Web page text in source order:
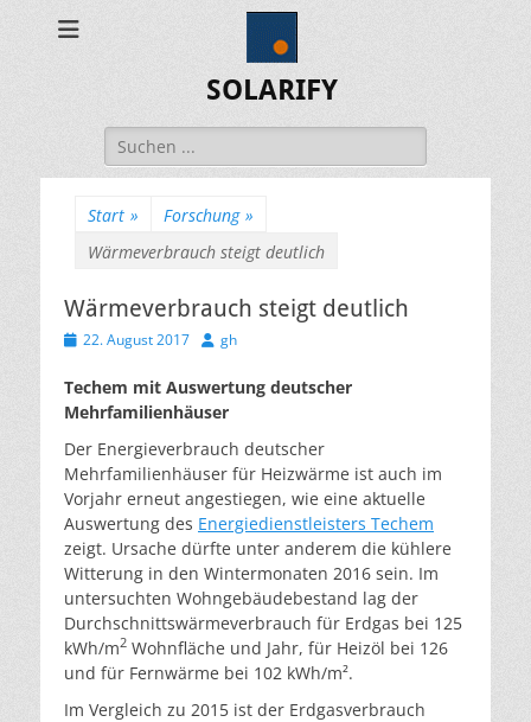
SOLARIFY
Suchen
nach:
Start » Forschung »
Wärmeverbrauch steigt deutlich
Wärmeverbrauch steigt deutlich
Veröffentlicht
22. August 2017 Autor
gh
Techem mit Auswertung deutscher
Mehrfamilienhäuser
Der Energieverbrauch deutscher
Mehrfamilienhäuser für Heizwärme ist auch im
Vorjahr erneut angestiegen, wie eine aktuelle
Auswertung des Energiedienstleisters Techem
zeigt. Ursache dürfte unter anderem die kühlere
Witterung in den Wintermonaten 2016 sein. Im
untersuchten Wohngebäudebestand lag der
Durchschnittswärmeverbrauch für Erdgas bei 125
kWh/m2 Wohnfläche und Jahr, für Heizöl bei 126
und für Fernwärme bei 102 kWh/m².
Im Vergleich zu 2015 ist der Erdgasverbrauch